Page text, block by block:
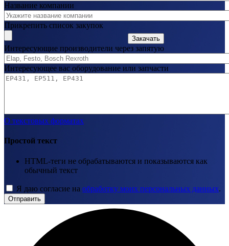
Название компании
Прикрепить список закупок
Закачать
Интересующие производители через запятую
Интересующее вас оборудование или запчасти
О текстовых форматах
Простой текст
HTML-теги не обрабатываются и показываются как
обычный текст
Я даю согласие на обработку моих персональных данных.
Отправить